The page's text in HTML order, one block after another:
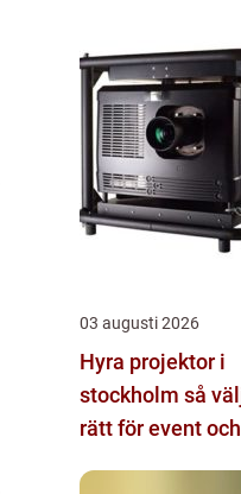
03 augusti 2026
Hyra projektor i
stockholm så väljer du
rätt för event och